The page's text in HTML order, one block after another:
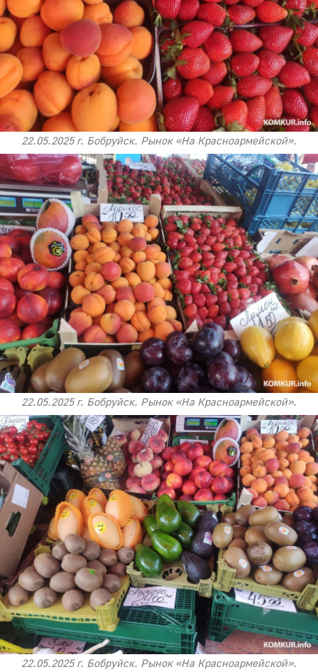
22.05.2025 г. Бобруйск. Рынок «На Красноармейской».
22.05.2025 г. Бобруйск. Рынок «На Красноармейской».
22.05.2025 г. Бобруйск. Рынок «На Красноармейской».